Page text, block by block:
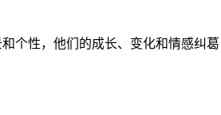
个性，他们的成长、变化和情感纠